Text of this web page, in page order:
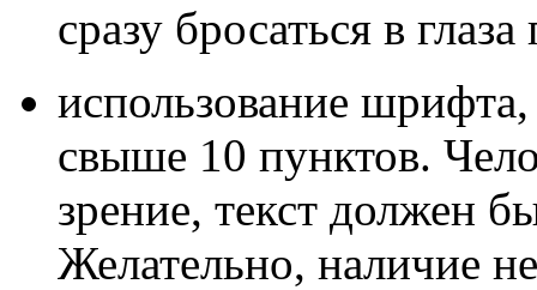
сразу бросаться в
использование шрифта,
свыше 10 пунктов.
зрение, текст должен
Желательно, наличие